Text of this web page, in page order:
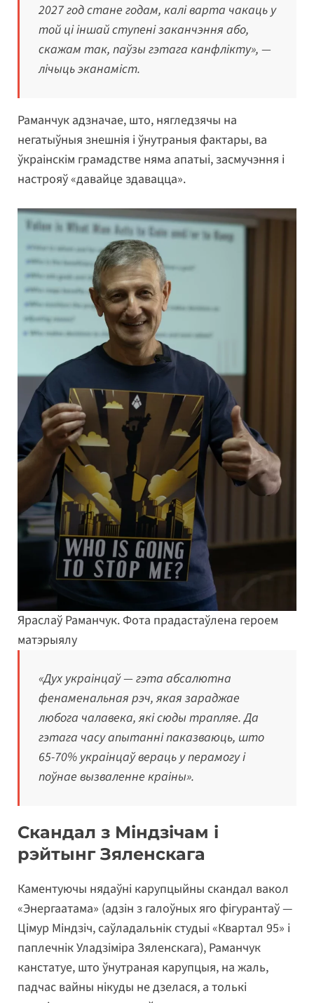
2027 год стане годам, калі варта чакаць у
той ці іншай ступені заканчэння або,
скажам так, паўзы гэтага канфлікту», —
лічыць эканаміст.
Раманчук адзначае, што, нягледзячы на
негатыўныя знешнія і ўнутраныя фактары, ва
ўкраінскім грамадстве няма апатыі, засмучэння і
настрояў «давайце здавацца».
Яраслаў Раманчук. Фота прадастаўлена героем
матэрыялу
«Дух украінцаў — гэта абсалютна
фенаменальная рэч, якая зараджае
любога чалавека, які сюды трапляе. Да
гэтага часу апытанні паказваюць, што
65-70% украінцаў вераць у перамогу і
поўнае вызваленне краіны».
Скандал з Міндзічам і
рэйтынг Зяленскага
Каментуючы нядаўні карупцыйны скандал вакол
«Энергаатама» (адзін з галоўных яго фігурантаў —
Цімур Міндзіч, саўладальнік студыі «Квартал 95» і
паплечнік Уладзіміра Зяленскага), Раманчук
канстатуе, што ўнутраная карупцыя, на жаль,
падчас вайны нікуды не дзелася, а толькі